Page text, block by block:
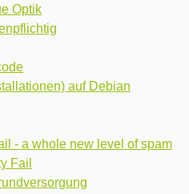
Optik
auf Debian
- a whole new level of spam
Fail